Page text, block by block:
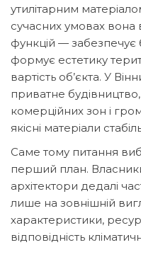
утилітарним
сучасних умовах вона
функцій —
формує естетику
вартість об’єкта. У
приватне
комерційних зон і
якісні матеріали
Саме тому питання
перший план.
архітектори дедалі
лише на зовнішній
характеристики,
відповідність